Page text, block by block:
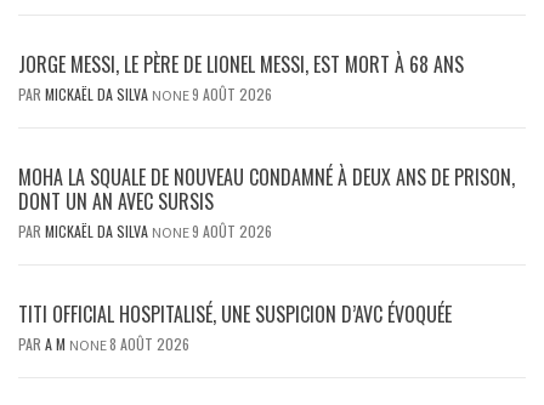
JORGE MESSI, LE PÈRE DE LIONEL MESSI, EST MORT À 68 ANS
PAR MICKAËL DA SILVA NONE9 AOÛT 2026
MOHA LA SQUALE DE NOUVEAU CONDAMNÉ À DEUX ANS DE PRISON,
DONT UN AN AVEC SURSIS
PAR MICKAËL DA SILVA NONE9 AOÛT 2026
TITI OFFICIAL HOSPITALISÉ, UNE SUSPICION D’AVC ÉVOQUÉE
PAR A M NONE8 AOÛT 2026